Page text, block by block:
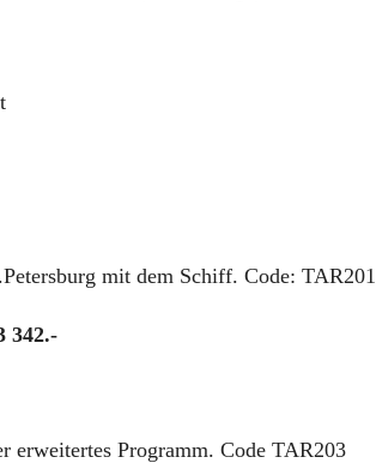
mit dem Schiff. Code: TAR201
342.-
erweitertes Programm. Code TAR203